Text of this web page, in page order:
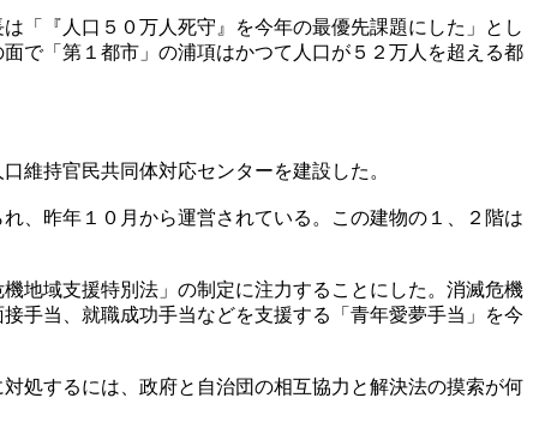
「『人口５０万人死守』を今年の最優先課題にした」とし
で「第１都市」の浦項はかつて人口が５２万人を超える都
維持官民共同体対応センターを建設した。
、昨年１０月から運営されている。この建物の１、２階は
地域支援特別法」の制定に注力することにした。消滅危機
手当、就職成功手当などを支援する「青年愛夢手当」を今
処するには、政府と自治団の相互協力と解決法の摸索が何